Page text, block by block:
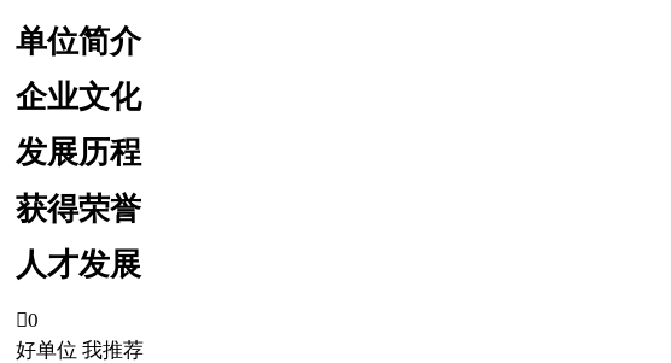
单位简介
企业文化
发展历程
获得荣誉
人才发展
0
好单位 我推荐